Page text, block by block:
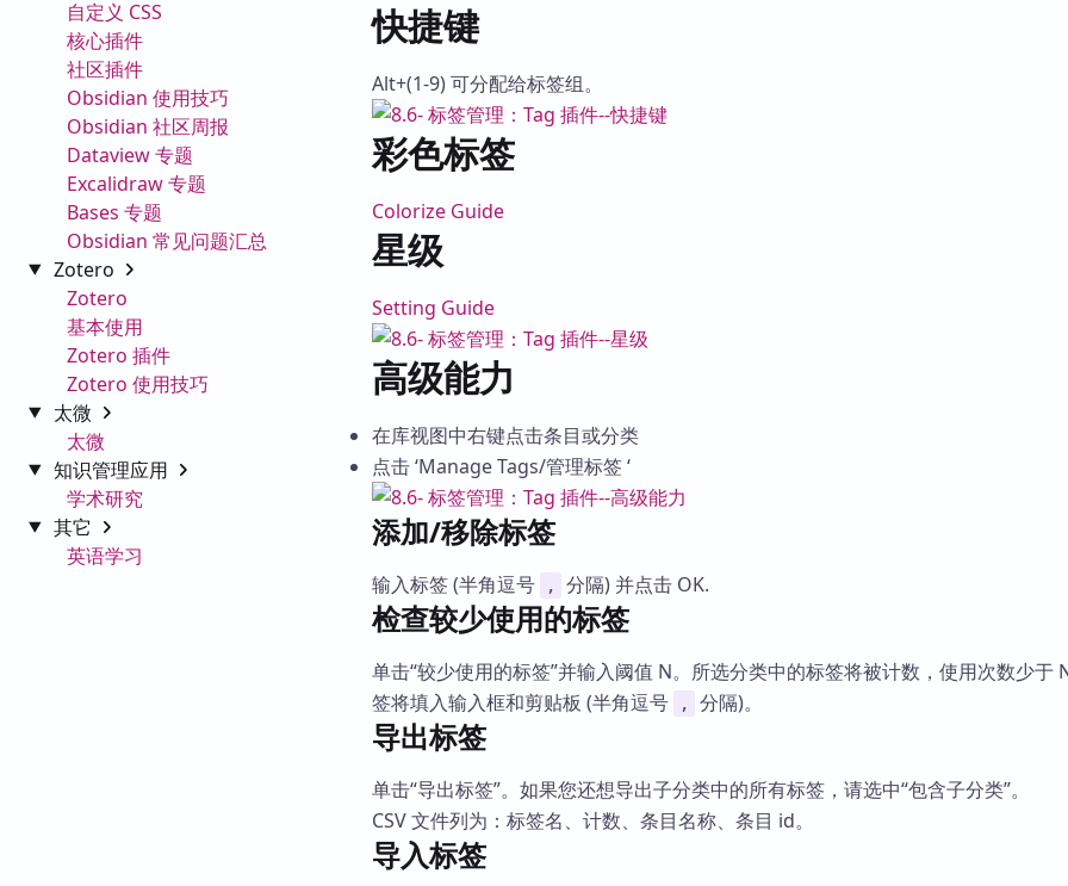
自定义 CSS
核心插件
社区插件
Obsidian 使用技巧
Obsidian 社区周报
Dataview 专题
Excalidraw 专题
Bases 专题
Obsidian 常见问题汇总
Zotero
Zotero
基本使用
Zotero 插件
Zotero 使用技巧
太微
太微
知识管理应用
学术研究
其它
英语学习
快捷键
Alt+(1-9) 可分配给标签组。
彩色标签
Colorize Guide
星级
Setting Guide
高级能力
在库视图中右键点击条目或分类
点击 ‘Manage Tags/管理标签 ‘
添加/移除标签
输入标签 (半角逗号 , 分隔) 并点击 OK.
检查较少使用的标签
单击“较少使用的标签”并输入阈值 N。所选分类中的标签将被计数，使用次数少于
签将填入输入框和剪贴板 (半角逗号
, 分隔)。
导出标签
单击“导出标签”。如果您还想导出子分类中的所有标签，请选中“包含子分类”。
CSV 文件列为：标签名、计数、条目名称、条目 id。
导入标签